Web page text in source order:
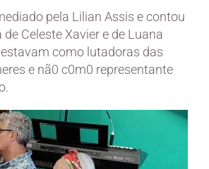
pela Lilian Assis e contou
Celeste Xavier e de Luana
como lutadoras das
e nã0 c0m0 representante